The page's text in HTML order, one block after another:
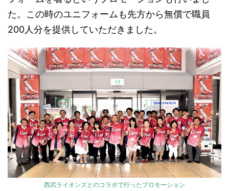
た。この時のユニフォームも先方から無償で職員
200人分を提供していただきました。
西武ライオンズとのコラボで行ったプロモーション